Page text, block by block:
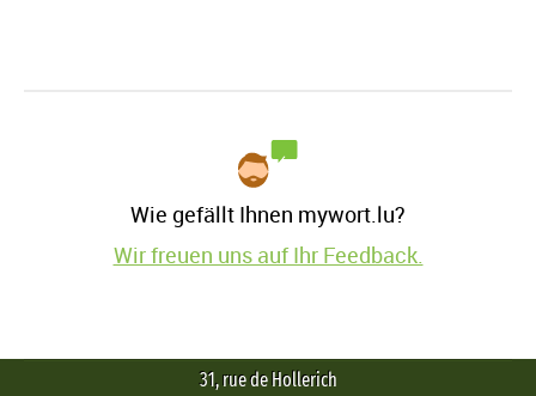
Wie gefällt Ihnen mywort.lu?
Wir freuen uns auf Ihr Feedback.
31, rue de Hollerich